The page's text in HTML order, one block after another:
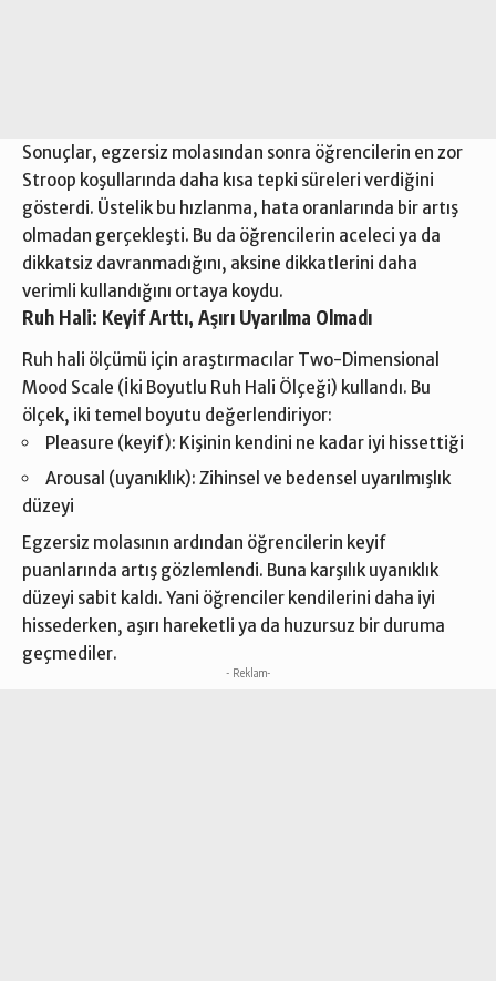
Sonuçlar, egzersiz molasından sonra öğrencilerin en zor
Stroop koşullarında daha kısa tepki süreleri verdiğini
gösterdi. Üstelik bu hızlanma, hata oranlarında bir artış
olmadan gerçekleşti. Bu da öğrencilerin aceleci ya da
dikkatsiz davranmadığını, aksine dikkatlerini daha
verimli kullandığını ortaya koydu.
Ruh Hali: Keyif Arttı, Aşırı Uyarılma Olmadı
Ruh hali ölçümü için araştırmacılar Two-Dimensional
Mood Scale (İki Boyutlu Ruh Hali Ölçeği) kullandı. Bu
ölçek, iki temel boyutu değerlendiriyor:
Pleasure (keyif): Kişinin kendini ne kadar iyi hissettiği
Arousal (uyanıklık): Zihinsel ve bedensel uyarılmışlık
düzeyi
Egzersiz molasının ardından öğrencilerin keyif
puanlarında artış gözlemlendi. Buna karşılık uyanıklık
düzeyi sabit kaldı. Yani öğrenciler kendilerini daha iyi
hissederken, aşırı hareketli ya da huzursuz bir duruma
geçmediler.
- Reklam-